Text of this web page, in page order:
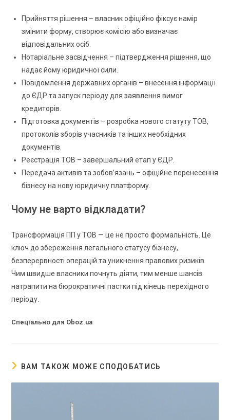
Прийняття рішення – власник офіційно фіксує намір
змінити форму, створює комісію або визначає
відповідальних осіб.
Нотаріальне засвідчення – підтвердження рішення, що
надає йому юридичної сили.
Повідомлення державних органів – внесення інформації
до ЄДР та запуск періоду для заявлення вимог
кредиторів.
Підготовка документів – розробка нового статуту ТОВ,
протоколів зборів учасників та інших необхідних
документів.
Реєстрація ТОВ – завершальний етап у ЄДР.
Передача активів та зобов’язань – офіційне перенесення
бізнесу на нову юридичну платформу.
Чому не варто відкладати?
Трансформація ПП у ТОВ — це не просто формальність. Це
ключ до збереження легального статусу бізнесу,
безперервності операцій та уникнення правових ризиків.
Чим швидше власники почнуть діяти, тим менше шансів
натрапити на бюрократичні пастки під кінець перехідного
періоду.
Спеціально для Oboz.ua
ВАМ ТАКОЖ МОЖЕ СПОДОБАТИСЬ